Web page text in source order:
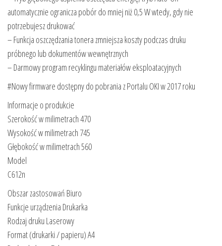
automatycznie ogranicza pobór do mniej niż 0,5 W wtedy, gdy nie
potrzebujesz drukować
– Funkcja oszczędzania tonera zmniejsza koszty podczas druku
próbnego lub dokumentów wewnętrznych
– Darmowy program recyklingu materiałów eksploatacyjnych
#Nowy firmware dostępny do pobrania z Portalu OKI w 2017 roku
Informacje o produkcie
Szerokość w milimetrach 470
Wysokość w milimetrach 745
Głębokość w milimetrach 560
Model
C612n
Obszar zastosowań Biuro
Funkcje urządzenia Drukarka
Rodzaj druku Laserowy
Format (drukarki / papieru) A4